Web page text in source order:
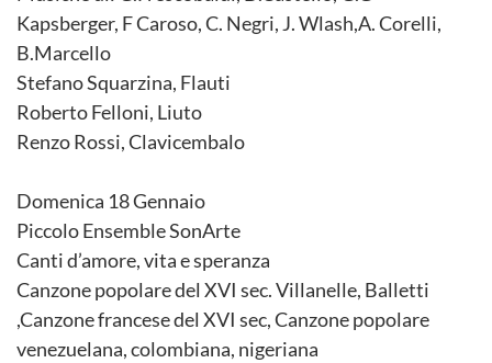
Kapsberger, F Caroso, C. Negri, J. Wlash,A. Corelli,
B.Marcello
Stefano Squarzina, Flauti
Roberto Felloni, Liuto
Renzo Rossi, Clavicembalo
Domenica 18 Gennaio
Piccolo Ensemble SonArte
Canti d’amore, vita e speranza
Canzone popolare del XVI sec. Villanelle, Balletti
,Canzone francese del XVI sec, Canzone popolare
venezuelana, colombiana, nigeriana